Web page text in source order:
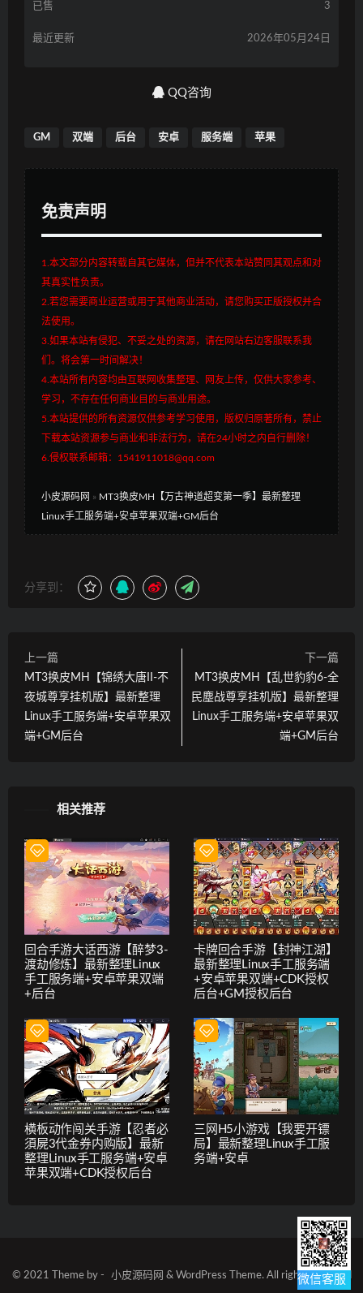
已售 3
最近更新 2026年05月24日
QQ咨询
GM 双端 后台 安卓 服务端 苹果
免责声明
1.本文部分内容转载自其它媒体，但并不代表本站赞同其观点和对
其真实性负责。
2.若您需要商业运营或用于其他商业活动，请您购买正版授权并合
法使用。
3.如果本站有侵犯、不妥之处的资源，请在网站右边客服联系我
们。将会第一时间解决！
4.本站所有内容均由互联网收集整理、网友上传，仅供大家参考、
学习，不存在任何商业目的与商业用途。
5.本站提供的所有资源仅供参考学习使用，版权归原著所有，禁止
下载本站资源参与商业和非法行为，请在24小时之内自行删除！
6.侵权联系邮箱：1541911018@qq.com
小皮源码网 » MT3换皮MH【万古神道超变第一季】最新整理
Linux手工服务端+安卓苹果双端+GM后台
分享到：
上一篇
MT3换皮MH【锦绣大唐II-不
夜城尊享挂机版】最新整理
Linux手工服务端+安卓苹果双
端+GM后台
下一篇
MT3换皮MH【乱世豹豹6-全
民塵战尊享挂机版】最新整理
Linux手工服务端+安卓苹果双
端+GM后台
相关推荐
回合手游大话西游【醉梦3-
渡劫修炼】最新整理Linux
手工服务端+安卓苹果双端
+后台
卡牌回合手游【封神江湖】
最新整理Linux手工服务端
+安卓苹果双端+CDK授权
后台+GM授权后台
横板动作闯关手游【忍者必
須屍3代金券内购版】最新
整理Linux手工服务端+安卓
苹果双端+CDK授权后台
三网H5小游戏【我要开镖
局】最新整理Linux手工服
务端+安卓
© 2021 Theme by - 小皮源码网 & WordPress Theme. All rights reserved
微信客服